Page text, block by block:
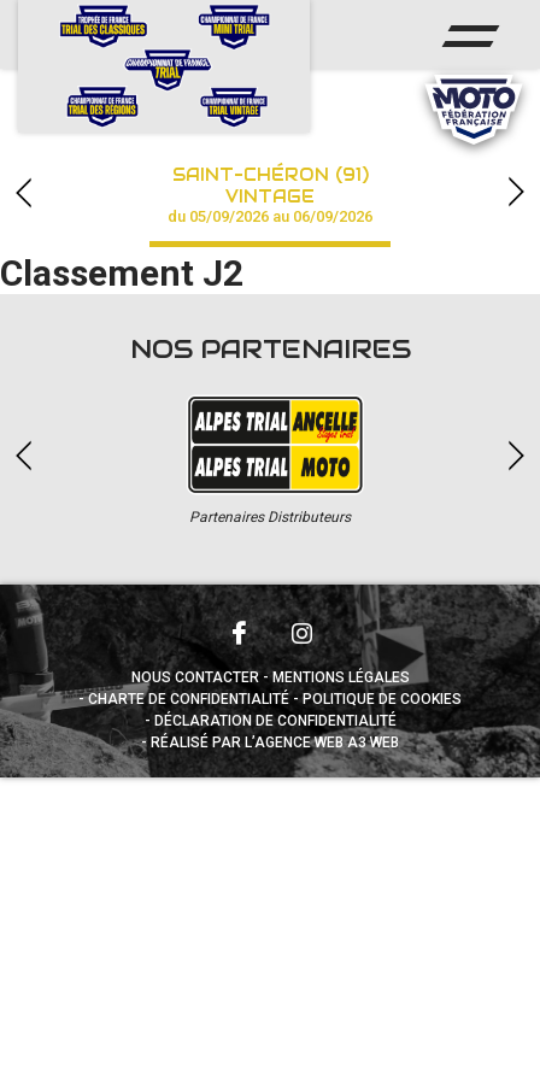
ACCUEIL
CALENDRIER
CHAMPIONNAT
RÉSULTATS
PHOTOS / VIDÉOS
PARTENAIRES
SAINT-CHÉRON (91)
VINTAGE
du 05/09/2026 au 06/09/2026
Classement J2
NOS PARTENAIRES
Partenaires Distributeurs
NOUS CONTACTER
MENTIONS LÉGALES
CHARTE DE CONFIDENTIALITÉ
POLITIQUE DE COOKIES
DÉCLARATION DE CONFIDENTIALITÉ
RÉALISÉ PAR L’AGENCE WEB A3 WEB